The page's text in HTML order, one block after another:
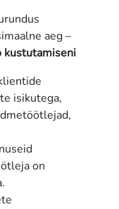
aeg –
kustutamiseni
isikutega,
on